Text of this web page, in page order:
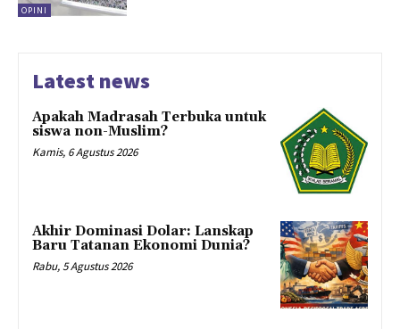
OPINI
Latest news
Apakah Madrasah Terbuka untuk
siswa non-Muslim?
Kamis, 6 Agustus 2026
Akhir Dominasi Dolar: Lanskap
Baru Tatanan Ekonomi Dunia?
Rabu, 5 Agustus 2026